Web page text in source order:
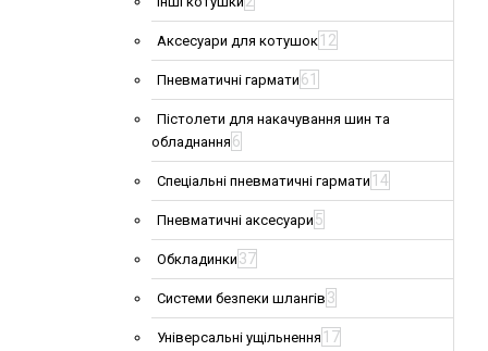
Аксесуари для котушок 12
Пневматичні гармати 61
Пістолети для накачування шин та
обладнання 6
Спеціальні пневматичні гармати 14
Пневматичні аксесуари 5
Обкладинки 37
Системи безпеки шлангів 3
Універсальні ущільнення 17